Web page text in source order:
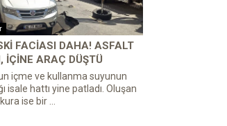
FACIASI DAHA! ASFALT
IÇINE ARAÇ DÜŞTÜ
içme ve kullanma suyunun
isale hattı yine patladı. Oluşan
ise bir ...